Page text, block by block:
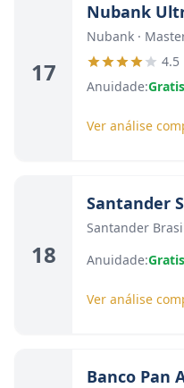
17
Nubank
Nubank ·
4.5
Anuidade:Gratis
Ver análise
18
Santander
Santander
Anuidade:Gratis
Ver análise
Banco Pan